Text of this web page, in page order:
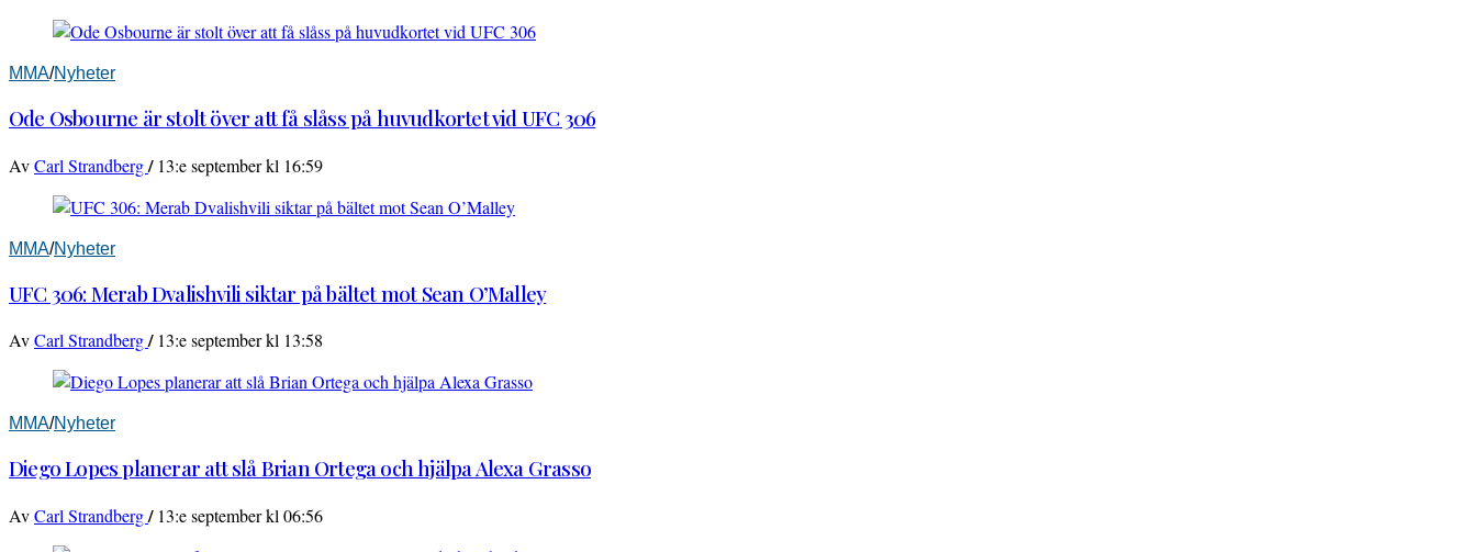
MMA/Nyheter
Ode Osbourne är stolt över att få slåss på huvudkortet vid UFC 306
AvCarl Strandberg/ 13:e september kl 16:59
MMA/Nyheter
UFC 306: Merab Dvalishvili siktar på bältet mot Sean O’Malley
AvCarl Strandberg/ 13:e september kl 13:58
MMA/Nyheter
Diego Lopes planerar att slå Brian Ortega och hjälpa Alexa Grasso
AvCarl Strandberg/ 13:e september kl 06:56